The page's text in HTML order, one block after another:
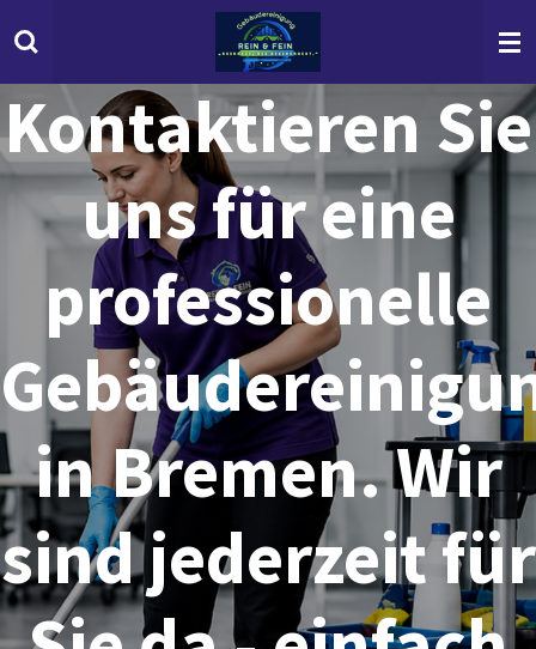
Hauptinhalt
Kontaktieren Sie
uns für eine
professionelle
in Bremen. Wir
sind jederzeit für